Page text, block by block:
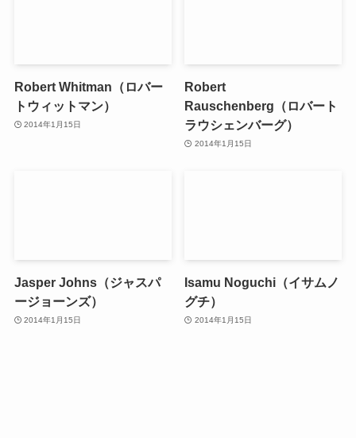
Robert Whitman（ロバー
トウィットマン）
2014年1月15日
Robert
Rauschenberg（ロバート
ラウシェンバーグ）
2014年1月15日
Jasper Johns（ジャスパ
ージョーンズ）
2014年1月15日
Isamu Noguchi（イサムノ
グチ）
2014年1月15日